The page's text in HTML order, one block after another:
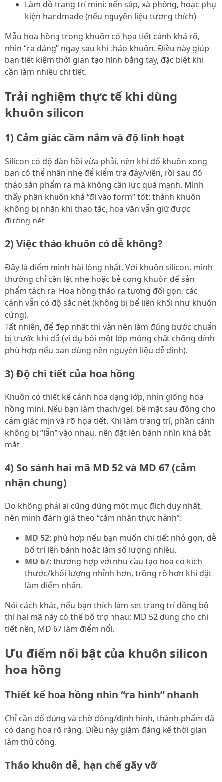
Làm đồ trang trí mini: nến sáp, xà phòng, hoặc phụ
kiện handmade (nếu nguyên liệu tương thích)
Mẫu hoa hồng trong khuôn có họa tiết cánh khá rõ,
nhìn “ra dáng” ngay sau khi tháo khuôn. Điều này giúp
bạn tiết kiệm thời gian tạo hình bằng tay, đặc biệt khi
cần làm nhiều chi tiết.
Trải nghiệm thực tế khi dùng
khuôn silicon
1) Cảm giác cầm nắm và độ linh hoạt
Silicon có độ đàn hồi vừa phải, nên khi đổ khuôn xong
bạn có thể nhấn nhẹ để kiểm tra đáy/viền, rồi sau đó
tháo sản phẩm ra mà không cần lực quá mạnh. Mình
thấy phần khuôn khá “đi vào form” tốt: thành khuôn
không bị nhăn khi thao tác, hoa văn vẫn giữ được
đường nét.
2) Việc tháo khuôn có dễ không?
Đây là điểm mình hài lòng nhất. Với khuôn silicon, mình
thường chỉ cần lật nhẹ hoặc bẻ cong khuôn để sản
phẩm tách ra. Hoa hồng tháo ra tương đối gọn, các
cánh vẫn có độ sắc nét (không bị bể liền khối như khuôn
cứng).
Tất nhiên, để đẹp nhất thì vẫn nên làm đúng bước chuẩn
bị trước khi đổ (ví dụ bôi một lớp mỏng chất chống dính
phù hợp nếu bạn dùng nền nguyên liệu dễ dính).
3) Độ chi tiết của hoa hồng
Khuôn có thiết kế cánh hoa dạng lớp, nhìn giống hoa
hồng mini. Nếu bạn làm thạch/gel, bề mặt sau đông cho
cảm giác mịn và rõ họa tiết. Khi làm trang trí, phần cánh
không bị “lẫn” vào nhau, nên đặt lên bánh nhìn khá bắt
mắt.
4) So sánh hai mã MD 52 và MD 67 (cảm
nhận chung)
Do không phải ai cũng dùng một mục đích duy nhất,
nên mình đánh giá theo “cảm nhận thực hành”:
MD 52: phù hợp nếu bạn muốn chi tiết nhỏ gọn, dễ
bố trí lên bánh hoặc làm số lượng nhiều.
MD 67: thường hợp với nhu cầu tạo hoa có kích
thước/khối lượng nhỉnh hơn, trông rõ hơn khi đặt
làm điểm nhấn.
Nói cách khác, nếu bạn thích làm set trang trí đồng bộ
thì hai mã này có thể bổ trợ nhau: MD 52 dùng cho chi
tiết nền, MD 67 làm điểm nổi.
Ưu điểm nổi bật của khuôn silicon
hoa hồng
Thiết kế hoa hồng nhìn “ra hình” nhanh
Chỉ cần đổ đúng và chờ đông/định hình, thành phẩm đã
có dạng hoa rõ ràng. Điều này giảm đáng kể thời gian
làm thủ công.
Tháo khuôn dễ, hạn chế gãy vỡ